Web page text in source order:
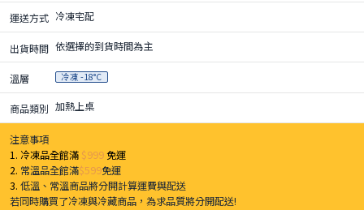
運送方式 冷凍宅配
出貨時間 依選擇的到貨時間為主
溫層 冷凍 -18°C
商品類別 加熱上桌
注意事項
1. 冷凍品全館滿 $999免運
2. 常溫品全館滿$599免運
3.低溫、常溫商品將分開計算運費與配送
若同時購買了冷凍與冷藏商品，為求品質將分開配送!